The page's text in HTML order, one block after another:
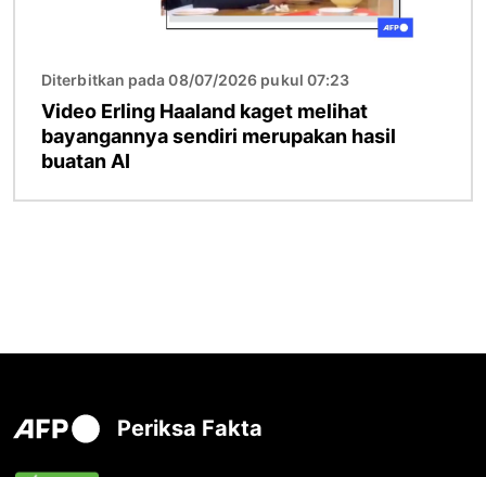
Diterbitkan pada 08/07/2026 pukul 07:23
Video Erling Haaland kaget melihat
bayangannya sendiri merupakan hasil
buatan AI
Periksa Fakta